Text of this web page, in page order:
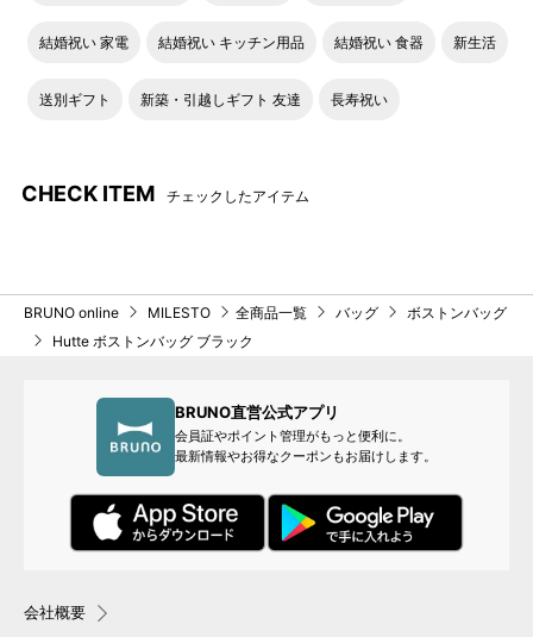
結婚祝い 家電 結婚祝い キッチン用品 結婚祝い 食器 新生活
送別ギフト 新築・引越しギフト 友達 長寿祝い
CHECK ITEM チェックしたアイテム
BRUNO online MILESTO 全商品一覧 バッグ
ボストンバッグ
Hutte ボストンバッグ ブラック
BRUNO直営公式アプリ
会員証やポイント管理がもっと便利に。
最新情報やお得なクーポンもお届けします。
会社概要